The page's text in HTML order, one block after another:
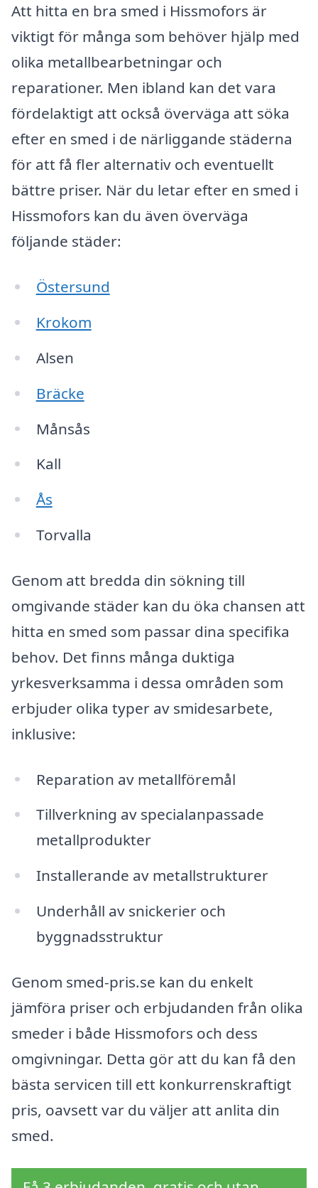
Att hitta en bra smed i Hissmofors är
viktigt för många som behöver hjälp med
olika metallbearbetningar och
reparationer. Men ibland kan det vara
fördelaktigt att också överväga att söka
efter en smed i de närliggande städerna
för att få fler alternativ och eventuellt
bättre priser. När du letar efter en smed i
Hissmofors kan du även överväga
följande städer:
Östersund
Krokom
Alsen
Bräcke
Månsås
Kall
Ås
Torvalla
Genom att bredda din sökning till
omgivande städer kan du öka chansen att
hitta en smed som passar dina specifika
behov. Det finns många duktiga
yrkesverksamma i dessa områden som
erbjuder olika typer av smidesarbete,
inklusive:
Reparation av metallföremål
Tillverkning av specialanpassade
metallprodukter
Installerande av metallstrukturer
Underhåll av snickerier och
byggnadsstruktur
Genom smed-pris.se kan du enkelt
jämföra priser och erbjudanden från olika
smeder i både Hissmofors och dess
omgivningar. Detta gör att du kan få den
bästa servicen till ett konkurrenskraftigt
pris, oavsett var du väljer att anlita din
smed.